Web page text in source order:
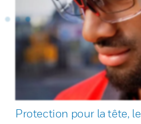
Protection pour la tête,